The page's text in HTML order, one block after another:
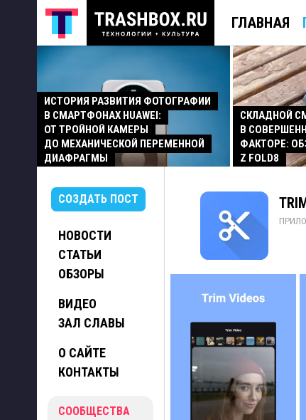
ГЛАВНАЯ
ИСТОРИЯ РАЗВИТИЯ ФОТОГРАФИИ
В СМАРТФОНАХ HUAWEI:
ОТ ТРОЙНОЙ КАМЕРЫ
ДО МЕХАНИЧЕСКОЙ ПЕРЕМЕННОЙ
ДИАФРАГМЫ
СКЛАДНОЙ
В
ФАКТОРЕ:
Z FOLD8
СОЗДАТЬ ПОСТ
НОВОСТИ
СТАТЬИ
ОБЗОРЫ
ВИДЕО
ЗАЛ СЛАВЫ
О САЙТЕ
КОНТАКТЫ
СООБЩЕСТВА